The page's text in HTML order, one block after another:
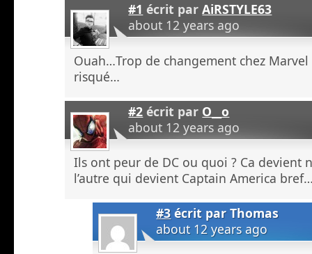
#1 écrit parAiRSTYLE63
about 12 years ago
Ouah…Trop de changement chez
risqué…
#2 écrit par O__o
about 12 years ago
Ils ont peur de DC ou quoi ? Ca devient
l’autre qui devient Captain America
#3écrit parThomas
about 12 years ago